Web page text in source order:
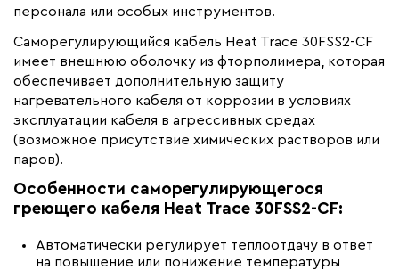
персонала или особых инструментов.
Саморегулирующийся кабель Heat Trace 30FSS2-CF
имеет внешнюю оболочку из фторполимера, которая
обеспечивает дополнительную защиту
нагревательного кабеля от коррозии в условиях
эксплуатации кабеля в агрессивных средах
(возможное присутствие химических растворов или
паров).
Особенности саморегулирующегося
греющего кабеля Heat Trace 30FSS2-CF:
Автоматически регулирует теплоотдачу в ответ
на повышение или понижение температуры